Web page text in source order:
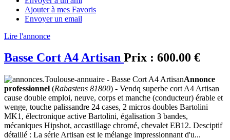
Ajouter à mes Favoris
Envoyer un email
Lire l'annonce
Basse Cort A4 Artisan Prix : 600.00 €
Annonce
professionnel (Rabastens 81800) - Vendq superbe cort A4 Artisan
cause double emploi, neuve, corps et manche (conducteur) érable et
wenge, touche palissandre 24 cases, 2 micros doubles Bartolini
MK1, électronique active Bartolini, égalisation 3 bandes,
mécaniques Hipshot, accastillage chromé, chevalet EB12. Desciptif
détaillé : La série Artisan est le mélange impressionnant d'u...